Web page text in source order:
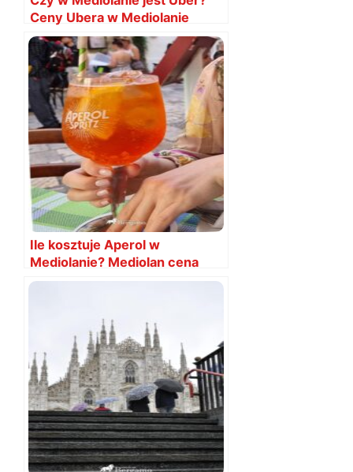
Ceny Ubera w Mediolanie
Ile kosztuje Aperol w
Mediolanie? Mediolan cena
Aperola